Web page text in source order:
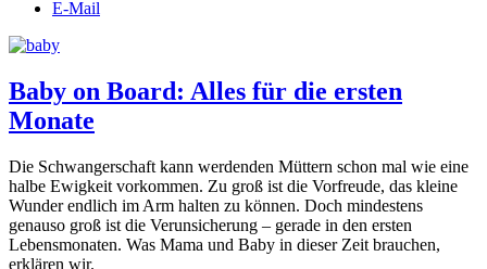
E-Mail
Baby on Board: Alles für die ersten
Monate
Die Schwangerschaft kann werdenden Müttern schon mal wie eine
halbe Ewigkeit vorkommen. Zu groß ist die Vorfreude, das kleine
Wunder endlich im Arm halten zu können. Doch mindestens
genauso groß ist die Verunsicherung – gerade in den ersten
Lebensmonaten. Was Mama und Baby in dieser Zeit brauchen,
erklären wir.